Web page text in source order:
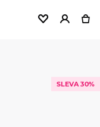
SLEVA 30%